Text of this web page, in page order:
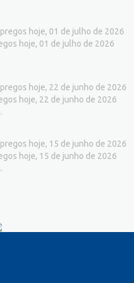
hoje, 01 de julho de 2026
hoje, 22 de junho de 2026
hoje, 15 de junho de 2026